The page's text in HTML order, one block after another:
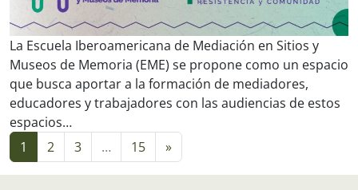
La Escuela Iberoamericana de Mediación en Sitios y
Museos de Memoria (EME) se propone como un espacio
que busca aportar a la formación de mediadores,
educadores y trabajadores con las audiencias de estos
espacios…
Navegación de entradas
1 2 3 … 15 »